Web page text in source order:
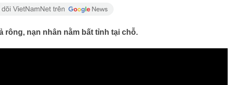
rông, nạn nhân nằm bất tỉnh tại chỗ.